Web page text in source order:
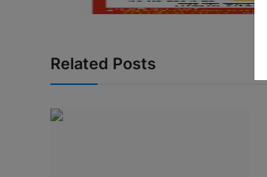
Related Posts